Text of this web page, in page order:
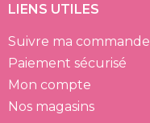
LIENS UTILES
Suivre ma commande
Paiement sécurisé
Mon compte
Nos magasins